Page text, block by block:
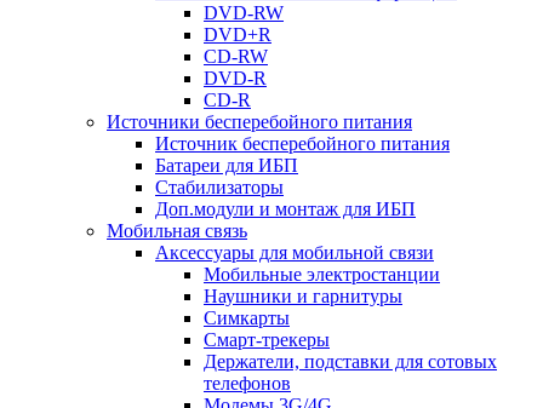
DVD-RW
DVD+R
CD-RW
DVD-R
CD-R
Источники бесперебойного питания
Источник бесперебойного питания
Батареи для ИБП
Стабилизаторы
Доп.модули и монтаж для ИБП
Мобильная связь
Аксессуары для мобильной связи
Мобильные электростанции
Наушники и гарнитуры
Симкарты
Смарт-трекеры
Держатели, подставки для сотовых
телефонов